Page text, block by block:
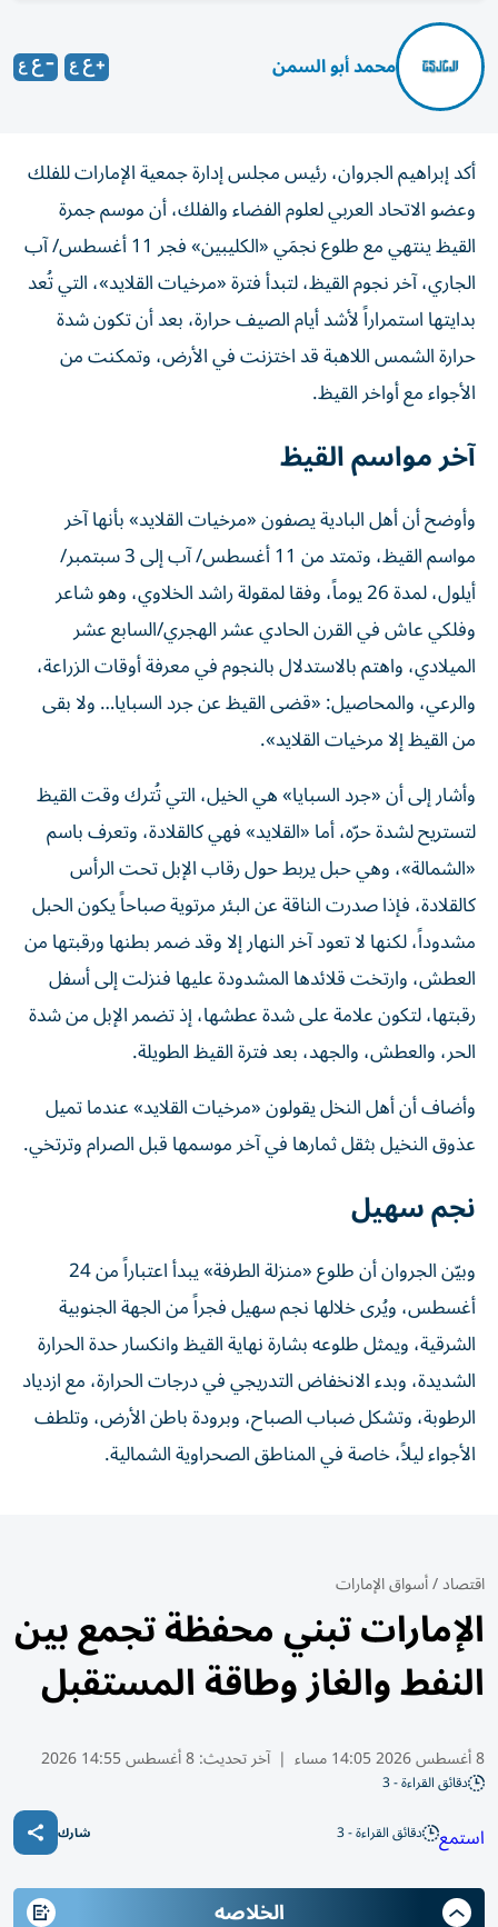
محمد أبو السمن
أكد إبراهيم الجروان، رئيس مجلس إدارة جمعية الإمارات للفلك
وعضو الاتحاد العربي لعلوم الفضاء والفلك، أن موسم جمرة
القيظ ينتهي مع طلوع نجمَي «الكليبين» فجر 11 أغسطس/ آب
الجاري، آخر نجوم القيظ، لتبدأ فترة «مرخيات القلايد»، التي تُعد
بدايتها استمراراً لأشد أيام الصيف حرارة، بعد أن تكون شدة
حرارة الشمس اللاهبة قد اختزنت في الأرض، وتمكنت من
الأجواء مع أواخر القيظ.
آخر مواسم القيظ
وأوضح أن أهل البادية يصفون «مرخيات القلايد» بأنها آخر
مواسم القيظ، وتمتد من 11 أغسطس/ آب إلى 3 سبتمبر/
أيلول، لمدة 26 يوماً، وفقا لمقولة راشد الخلاوي، وهو شاعر
وفلكي عاش في القرن الحادي عشر الهجري/السابع عشر
الميلادي، واهتم بالاستدلال بالنجوم في معرفة أوقات الزراعة،
والرعي، والمحاصيل: «قضى القيظ عن جرد السبايا… ولا بقى
من القيظ إلا مرخيات القلايد».
وأشار إلى أن «جرد السبايا» هي الخيل، التي تُترك وقت القيظ
لتستريح لشدة حرّه، أما «القلايد» فهي كالقلادة، وتعرف باسم
«الشمالة»، وهي حبل يربط حول رقاب الإبل تحت الرأس
كالقلادة، فإذا صدرت الناقة عن البئر مرتوية صباحاً يكون الحبل
مشدوداً، لكنها لا تعود آخر النهار إلا وقد ضمر بطنها ورقبتها من
العطش، وارتخت قلائدها المشدودة عليها فنزلت إلى أسفل
رقبتها، لتكون علامة على شدة عطشها، إذ تضمر الإبل من شدة
الحر، والعطش، والجهد، بعد فترة القيظ الطويلة.
وأضاف أن أهل النخل يقولون «مرخيات القلايد» عندما تميل
عذوق النخيل بثقل ثمارها في آخر موسمها قبل الصرام وترتخي.
نجم سهيل
وبيّن الجروان أن طلوع «منزلة الطرفة» يبدأ اعتباراً من 24
أغسطس، ويُرى خلالها نجم سهيل فجراً من الجهة الجنوبية
الشرقية، ويمثل طلوعه بشارة نهاية القيظ وانكسار حدة الحرارة
الشديدة، وبدء الانخفاض التدريجي في درجات الحرارة، مع ازدياد
الرطوبة، وتشكل ضباب الصباح، وبرودة باطن الأرض، وتلطف
الأجواء ليلاً، خاصة في المناطق الصحراوية الشمالية.
اقتصاد/أسواق الإمارات
الإمارات تبني محفظة تجمع بين
النفط والغاز وطاقة المستقبل
8 أغسطس 2026 14:05 مساء | آخر تحديث:8 أغسطس 14:55 2026
دقائق القراءة - 3
استمع دقائق القراءة - 3 شارك
الخلاصه